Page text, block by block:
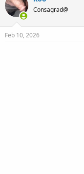
o
r
a
e
Consagrad@
Feb 10, 2026